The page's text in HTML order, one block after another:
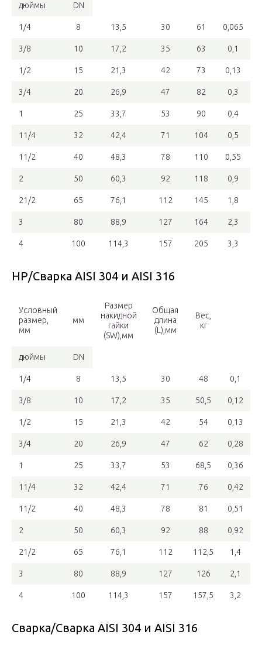
дюймы DN
1/4 8 13,5 30 61 0,065
3/8 10 17,2 35 63 0,1
1/2 15 21,3 42 73 0,13
3/4 20 26,9 47 82 0,3
1 25 33,7 53 90 0,4
11/4 32 42,4 71 104 0,5
11/2 40 48,3 78 110 0,55
2 50 60,3 92 118 0,9
21/2 65 76,1 112 145 1,8
3 80 88,9 127 164 2,3
4 100 114,3 157 205 3,3
НР/Сварка AISI 304 и AISI 316
Условный
размер,
мм
мм
Размер
накидной
гайки
(SW),мм
Общая
длина
(L),мм
Вес,
кг
дюймы DN
1/4 8 13,5 30 48 0,1
3/8 10 17,2 35 50,5 0,12
1/2 15 21,3 42 54 0,13
3/4 20 26,9 47 62 0,28
1 25 33,7 53 68,5 0,36
11/4 32 42,4 71 76 0,42
11/2 40 48,3 78 81 0,51
2 50 60,3 92 88 0,92
21/2 65 76,1 112 112,5 1,4
3 80 88,9 127 126 2,1
4 100 114,3 157 157,5 3,2
Сварка/Сварка AISI 304 и AISI 316